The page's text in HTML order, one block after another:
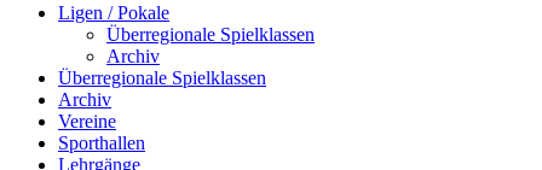
Ligen / Pokale
Überregionale Spielklassen
Archiv
Überregionale Spielklassen
Archiv
Vereine
Sporthallen
Lehrgänge